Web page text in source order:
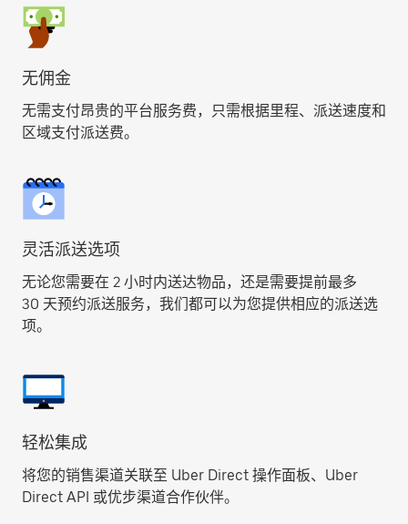
无佣金
无需支付昂贵的平台服务费，只需根据里程、派送速度和
区域支付派送费。
灵活派送选项
无论您需要在 2 小时内送达物品，还是需要提前最多
30 天预约派送服务，我们都可以为您提供相应的派送选
项。
轻松集成
将您的销售渠道关联至 Uber Direct 操作面板、Uber
Direct API 或优步渠道合作伙伴。